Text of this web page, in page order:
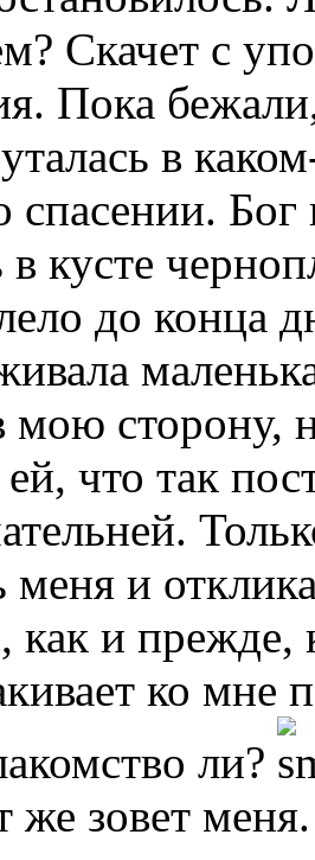
Скачет с
Пока
в
спасении.
в кусте
до конца
мою сторону,
что так
меня и
как и прежде,
ко мне
ли?
же зовет